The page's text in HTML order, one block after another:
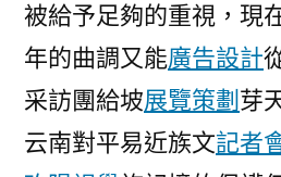
被給予足夠的重視，現
年的曲調又能廣告設計
采訪團給坡展覽策劃 芽
云南對平易近族文記者